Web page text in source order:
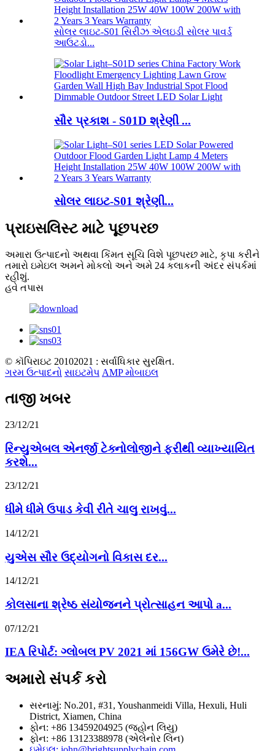
સોલર લાઇટ-S01 સિરીઝ એલઇડી સોલર પાવર્ડ
આઉટડો...
સૌર પ્રકાશ - S01D શ્રેણી ...
સોલર લાઇટ-S01 શ્રેણી...
પ્રાઇસલિસ્ટ માટે પૂછપરછ
અમારા ઉત્પાદનો અથવા કિંમત સૂચિ વિશે પૂછપરછ માટે, કૃપા કરીને
તમારો ઇમેઇલ અમને મોકલો અને અમે 24 કલાકની અંદર સંપર્કમાં
રહીશું.
હવે તપાસ
© કૉપિરાઇટ 20102021 : સર્વાધિકાર સુરક્ષિત.
ગરમ ઉત્પાદનો સાઇટમેપ AMP મોબાઇલ
તાજી ખબર
23/12/21
રિન્યુએબલ એનર્જી ટેક્નોલોજીને ફરીથી વ્યાખ્યાયિત
કરશે...
23/12/21
ધીમે ધીમે ઉપાડ કેવી રીતે ચાલુ રાખવું...
14/12/21
યુએસ સૌર ઉદ્યોગનો વિકાસ દર...
14/12/21
કોલસાના શ્રેષ્ઠ સંયોજનને પ્રોત્સાહન આપો a...
07/12/21
IEA રિપોર્ટ: ગ્લોબલ PV 2021 માં 156GW ઉમેરે છે!...
અમારો સંપર્ક કરો
સરનામું: No.201, #31, Youshanmeidi Villa, Hexuli, Huli
District, Xiamen, China
ફોન: +86 13459204925 (જ્હોન લિયુ)
ફોન: +86 13123388978 (એલેનોર લિન)